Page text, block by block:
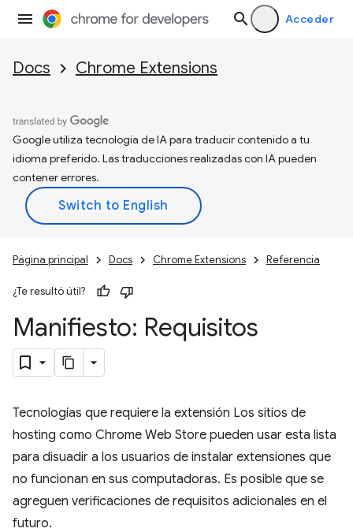
Acceder
Docs Chrome Extensions
Google utiliza tecnología de IA para traducir contenido a tu
idioma preferido. Las traducciones realizadas con IA pueden
contener errores.
Página principal Docs Chrome Extensions Referencia
¿Te resultó útil?
Manifiesto: Requisitos
Tecnologías que requiere la extensión Los sitios de
hosting como Chrome Web Store pueden usar esta lista
para disuadir a los usuarios de instalar extensiones que
no funcionan en sus computadoras. Es posible que se
agreguen verificaciones de requisitos adicionales en el
futuro.